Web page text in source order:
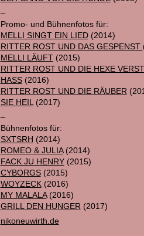
Promo- und Bühnenfotos für:
MELLI SINGT EIN LIED(2014)
RITTER ROST UND DAS GESPENST
MELLI LÄUFT(2015)
RITTER ROST UND DIE HEXE
HASS(2016)
RITTER ROST UND DIE RÄUBER
SIE HEIL (2017)
Bühnenfotos für:
SXTSRH (2014)
ROMEO & JULIA(2014)
FACK JU HENRY(2015)
CYBORGS(2015)
WOYZECK(2016)
MY MALALA(2016)
GRILL DEN HUNGER (2017)
nikoneuwirth.de